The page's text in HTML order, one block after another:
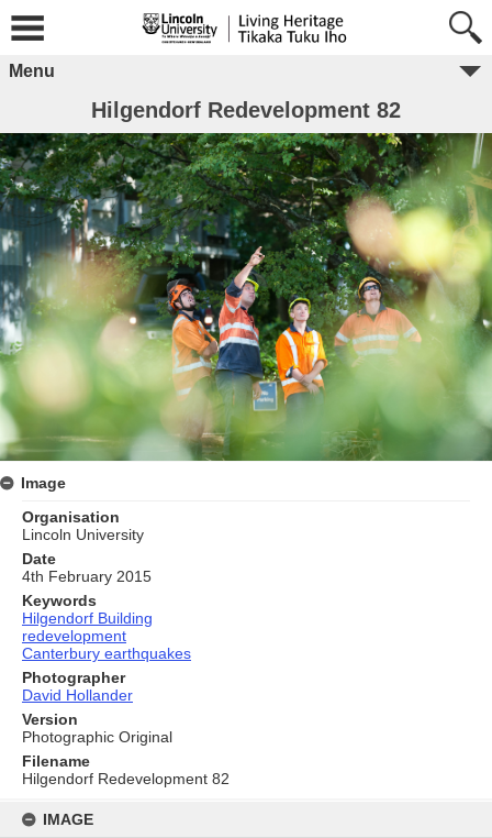
content
IMAGE
Menu
Hilgendorf Redevelopment 82
Image
Organisation
Lincoln University
Date
4th February 2015
Keywords
Hilgendorf Building
redevelopment
Canterbury earthquakes
Photographer
David Hollander
Version
Photographic Original
Filename
Hilgendorf Redevelopment 82